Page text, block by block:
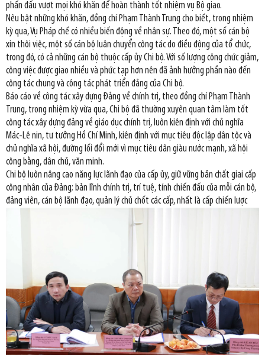
phấn đấu vượt mọi khó khăn để hoàn thành tốt nhiệm vụ Bộ giao.
Nêu bật những khó khăn, đồng chí Phạm Thành Trung cho biết, trong nhiệm
kỳ qua, Vụ Pháp chế có nhiều biến động về nhân sự. Theo đó, một số cán bộ
xin thôi việc, một số cán bộ luân chuyển công tác do điều động của tổ chức,
trong đó, có cả những cán bộ thuộc cấp ủy Chi bộ. Với số lượng công chức giảm,
công việc được giao nhiều và phức tạp hơn nên đã ảnh hưởng phần nào đến
công tác chung và công tác phát triển đảng của Chi bộ.
Báo cáo về công tác xây dựng Đảng về chính trị, theo đồng chí Phạm Thành
Trung, trong nhiệm kỳ vừa qua, Chi bộ đã thường xuyên quan tâm làm tốt
công tác xây dựng đảng về giáo dục chính trị, luôn kiên định với chủ nghĩa
Mác-Lê nin, tư tưởng Hồ Chí Minh, kiên định với mục tiêu độc lập dân tộc và
chủ nghĩa xã hội, đường lối đổi mới vì mục tiêu dân giàu nước mạnh, xã hội
công bằng, dân chủ, văn minh.
Chi bộ luôn nâng cao năng lực lãnh đạo của cấp ủy, giữ vững bản chất giai cấp
công nhân của Đảng; bản lĩnh chính trị, trí tuệ, tính chiến đấu của mỗi cán bộ,
đảng viên, cán bộ lãnh đạo, quản lý chủ chốt các cấp, nhất là cấp chiến lược